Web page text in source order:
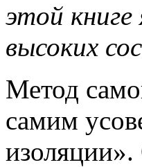
этой
высоких
Метод
самим
изоляции».